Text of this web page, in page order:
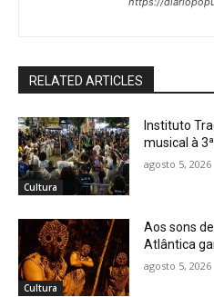
RELATED ARTICLES
Cultura
Instituto
musical à
agosto 5, 2026
Cultura
Aos sons
Atlântica
agosto 5, 2026